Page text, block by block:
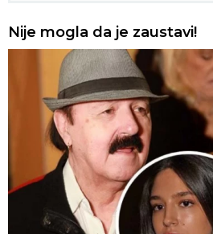
Nije mogla da je zaustavi!